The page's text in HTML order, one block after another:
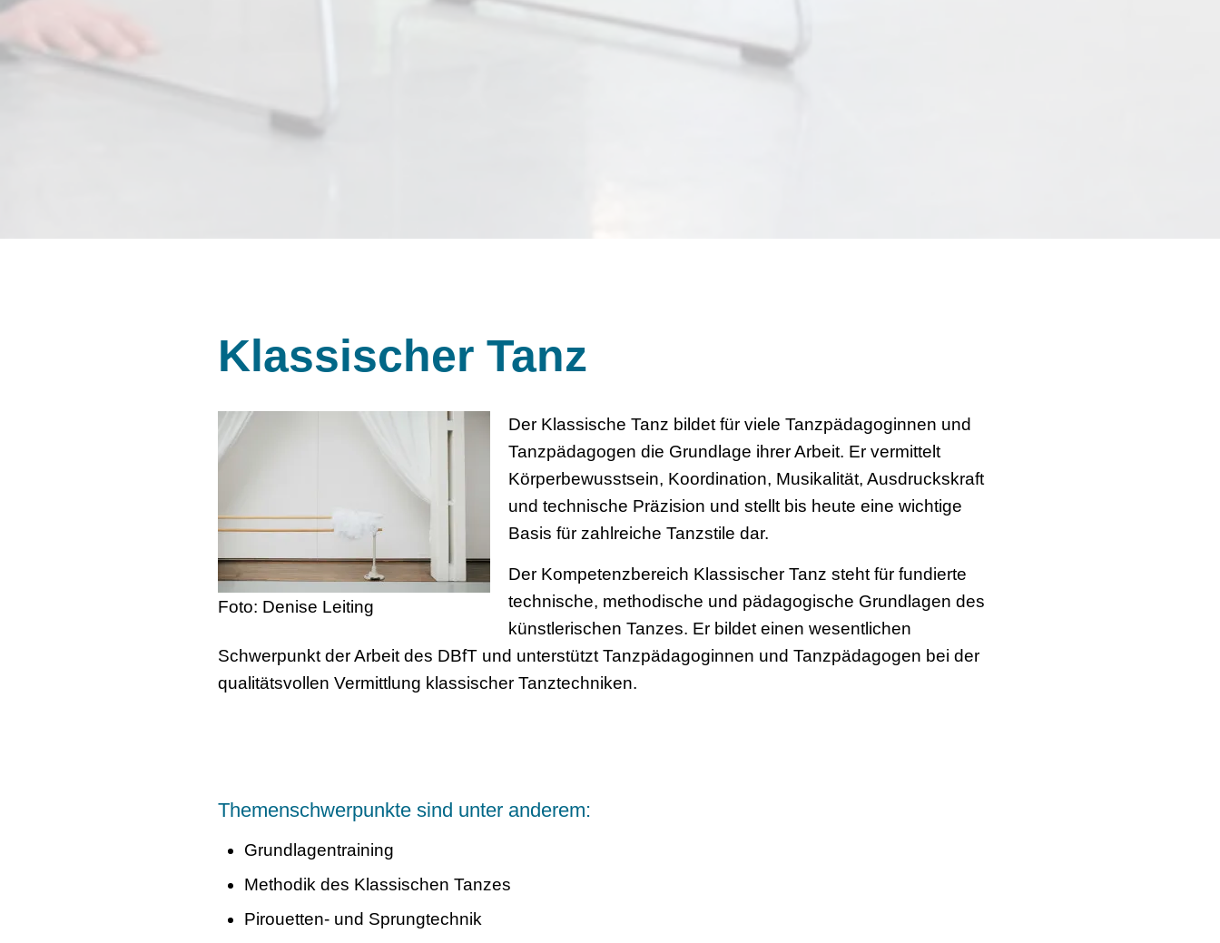
Klassischer Tanz
Foto: Denise Leiting
Der Klassische Tanz bildet für viele Tanzpädagoginnen und
Tanzpädagogen die Grundlage ihrer Arbeit. Er vermittelt
Körperbewusstsein, Koordination, Musikalität, Ausdruckskraft
und technische Präzision und stellt bis heute eine wichtige
Basis für zahlreiche Tanzstile dar.
Der Kompetenzbereich Klassischer Tanz steht für fundierte
technische, methodische und pädagogische Grundlagen des
künstlerischen Tanzes. Er bildet einen wesentlichen
Schwerpunkt der Arbeit des DBfT und unterstützt Tanzpädagoginnen und Tanzpädagogen bei der
qualitätsvollen Vermittlung klassischer Tanztechniken.
Themenschwerpunkte sind unter anderem:
Grundlagentraining
Methodik des Klassischen Tanzes
Pirouetten- und Sprungtechnik